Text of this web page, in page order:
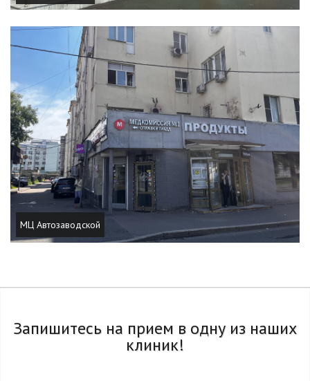
МЦ Автозаводской
Запишитесь на прием в одну из наших
клиник!